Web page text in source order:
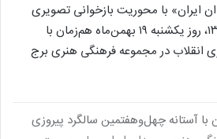
ایران» با محوریت بازخوانی تصویری
روزهای انقلاب اسلامی ۱۳۵۷، روز یکشنبه ۱۹ بهمن‌ماه هم‌زمان با
انقلاب در مجموعه فرهنگی هنری برج
با آستانه چهل‌وهفتمین سالگرد پیروزی